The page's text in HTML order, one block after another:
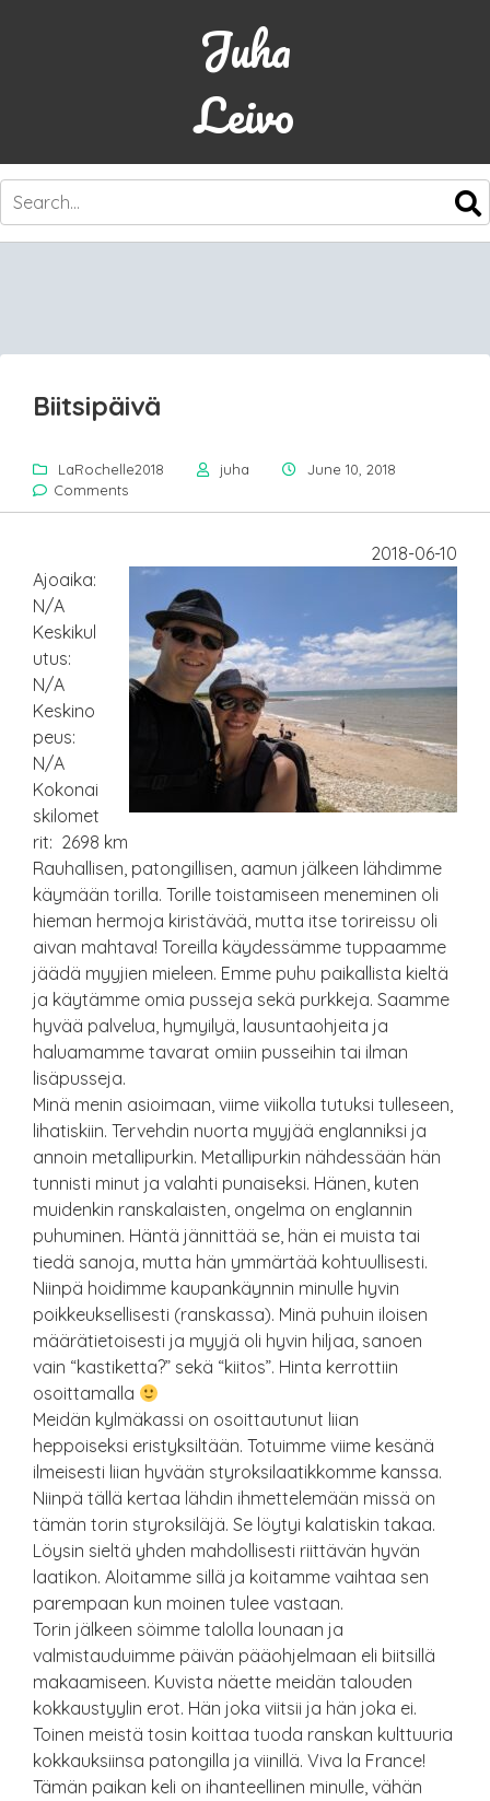
Juha
Leivo
SKIP
CONTENT
Biitsipäivä
LaRochelle2018 juha
June 10, 2018
Comments
2018-06-10
Ajoaika:
N/A
Keskikul
utus:
N/A
Keskino
peus:
N/A
Kokonai
skilomet
rit: 2698 km
Rauhallisen, patongillisen, aamun jälkeen lähdimme
käymään torilla. Torille toistamiseen meneminen oli
hieman hermoja kiristävää, mutta itse torireissu oli
aivan mahtava! Toreilla käydessämme tuppaamme
jäädä myyjien mieleen. Emme puhu paikallista kieltä
ja käytämme omia pusseja sekä purkkeja. Saamme
hyvää palvelua, hymyilyä, lausuntaohjeita ja
haluamamme tavarat omiin pusseihin tai ilman
lisäpusseja.
Minä menin asioimaan, viime viikolla tutuksi tulleseen,
lihatiskiin. Tervehdin nuorta myyjää englanniksi ja
annoin metallipurkin. Metallipurkin nähdessään hän
tunnisti minut ja valahti punaiseksi. Hänen, kuten
muidenkin ranskalaisten, ongelma on englannin
puhuminen. Häntä jännittää se, hän ei muista tai
tiedä sanoja, mutta hän ymmärtää kohtuullisesti.
Niinpä hoidimme kaupankäynnin minulle hyvin
poikkeuksellisesti (ranskassa). Minä puhuin iloisen
määrätietoisesti ja myyjä oli hyvin hiljaa, sanoen
vain “kastiketta?” sekä “kiitos”. Hinta kerrottiin
osoittamalla
Meidän kylmäkassi on osoittautunut liian
heppoiseksi eristyksiltään. Totuimme viime kesänä
ilmeisesti liian hyvään styroksilaatikkomme kanssa.
Niinpä tällä kertaa lähdin ihmettelemään missä on
tämän torin styroksiläjä. Se löytyi kalatiskin takaa.
Löysin sieltä yhden mahdollisesti riittävän hyvän
laatikon. Aloitamme sillä ja koitamme vaihtaa sen
parempaan kun moinen tulee vastaan.
Torin jälkeen söimme talolla lounaan ja
valmistauduimme päivän pääohjelmaan eli biitsillä
makaamiseen. Kuvista näette meidän talouden
kokkaustyylin erot. Hän joka viitsii ja hän joka ei.
Toinen meistä tosin koittaa tuoda ranskan kulttuuria
kokkauksiinsa patongilla ja viinillä. Viva la France!
Tämän paikan keli on ihanteellinen minulle, vähän